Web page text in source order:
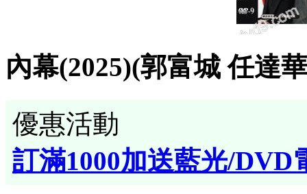
內幕(2025)(郭富城 任達
優惠活動
訂滿1000加送藍光/DVD